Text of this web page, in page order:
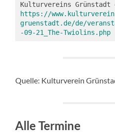
https://
gruenstadt.de/de/
-09-21_The-Twiolins.php
Quelle: Kulturverein
Alle Termine